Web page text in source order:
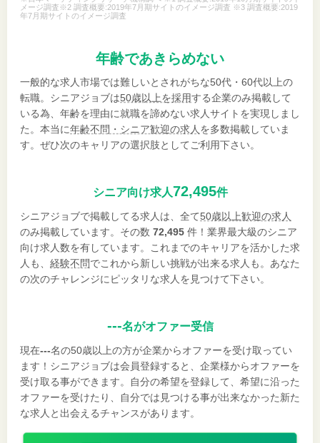
メージ調査※2 調査概要:2019年7月期サイトのイメージ調査 ※3 調査概要:2019
年7月期サイトのイメージ調査
年齢であきらめない
一般的な求人市場では難しいとされがちな50代・60代以上の
転職。シニアジョブは50歳以上を採用する企業のみ掲載して
いる為、年齢を理由に就職を諦めない求人サイトを実現しまし
た。本当に年齢不問・シニア歓迎の求人 を多数掲載していま
す。ぜひ次のキャリアの選択肢としてご利用下さい。
シニア向け求人72,495件
シニアジョブで掲載してる求人は、全て50歳以上歓迎の求人
のみ掲載しています。その数 72,495 件！業界最大級のシニア
向け求人数を有しています。これまでのキャリアを活かした求
人も、 経験不問でこれから新しい挑戦が出来る求人も。あなた
の次のチャレンジにピッタリな求人を見つけて下さい。
---名がオファー受信
現在---名の50歳以上の方が企業からオファーを受け取ってい
ます！シニアジョブは会員登録すると、企業様からオファーを
受け取る事ができます。自分の希望を登録して、希望に沿った
オファーを受けたり、自分では見つける事が出来なかった新た
な求人と出会えるチャンスがあります。